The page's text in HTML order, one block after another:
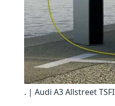
. | Audi A3 Allstreet TSFI